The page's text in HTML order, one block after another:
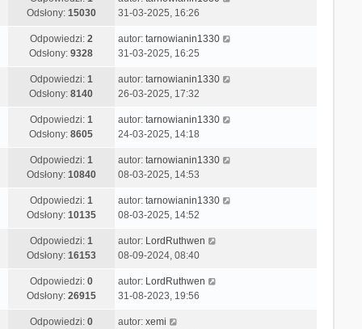
Odsłony: 15030
31-03-2025, 16:26
Odpowiedzi: 2
Odsłony:9328
autor: tarnowianin1330
31-03-2025, 16:25
Odpowiedzi: 1
Odsłony:8140
autor: tarnowianin1330
26-03-2025, 17:32
Odpowiedzi: 1
Odsłony:8605
autor: tarnowianin1330
24-03-2025, 14:18
Odpowiedzi: 1
Odsłony: 10840
autor: tarnowianin1330
08-03-2025, 14:53
Odpowiedzi: 1
Odsłony: 10135
autor: tarnowianin1330
08-03-2025, 14:52
Odpowiedzi: 1
Odsłony: 16153
autor: LordRuthwen
08-09-2024, 08:40
Odpowiedzi: 0
Odsłony: 26915
autor: LordRuthwen
31-08-2023, 19:56
Odpowiedzi: 0
autor: xemi